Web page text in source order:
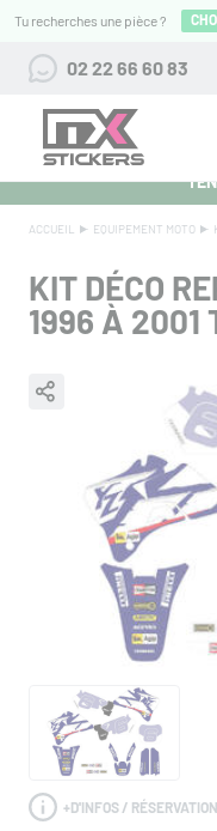
Tu recherches une pièce ?
02 22 66 60 83
ALPINESTARS 27 :
ACCUEIL EQUIPEMENT MOTO
KIT DÉCO
1996 À 2001
+D'INFOS / RÉSERVATION